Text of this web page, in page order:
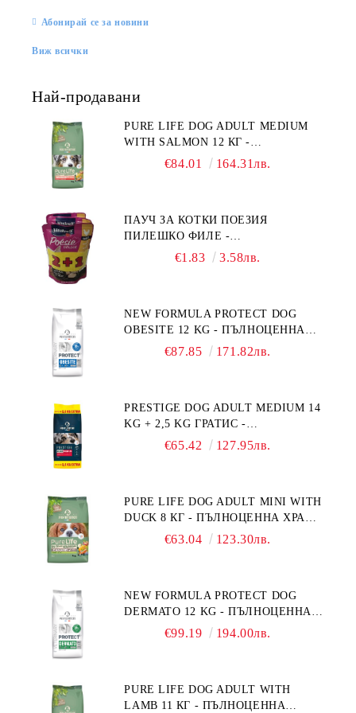
Абонирай се за новини
Виж всички
Най-продавани
PURE LIFE DOG ADULT MEDIUM
WITH SALMON 12 КГ -
ПЪЛНОЦЕННА ХРАНА ЗА
БЕЗ ЗЪРНО, БЕЗ ГЛУТЕН.
ПРОИЗВЕДЕНА ВЪВ ФРАНЦИЯ.
€84.01 164.31лв.
ПАУЧ ЗА КОТКИ ПОЕЗИЯ
ПИЛЕШКО ФИЛЕ -
ПРОМОКОМПЛЕКТ 3 БР.
€1.83 3.58лв.
NEW FORMULA PROTECT DOG
OBESITE 12 KG - ПЪЛНОЦЕННА
ДИЕТИЧНА ХРАНА ЗА КУЧЕТА
"РЕГУЛИРАНЕ НА ВНОСА НА
ГЛЮКОЗА (DIABETES MELLITUS)."
€87.85 171.82лв.
PRESTIGE DOG ADULT MEDIUM 14
KG + 2,5 KG ГРАТИС -
ПЪЛНОЦЕННА ХРАНА ЗА
€65.42 127.95лв.
PURE LIFE DOG ADULT MINI WITH
DUCK 8 КГ - ПЪЛНОЦЕННА ХРАНА
ЗА ПОРАСНАЛИ КУЧЕТА ОТ
ГЛУТЕН. ПРОИЗВЕДЕНА ВЪВ
ФРАНЦИЯ.
€63.04 123.30лв.
NEW FORMULA PROTECT DOG
DERMATO 12 KG - ПЪЛНОЦЕННА
ДИЕТИЧНА ХРАНА ЗА КУЧЕТА
ДЕРМАТОЗИ И СИЛНО ИЗРАЗЕНА
ЗАГУБА НА КОЗИНА".
€99.19 194.00лв.
PURE LIFE DOG ADULT WITH
LAMB 11 КГ - ПЪЛНОЦЕННА